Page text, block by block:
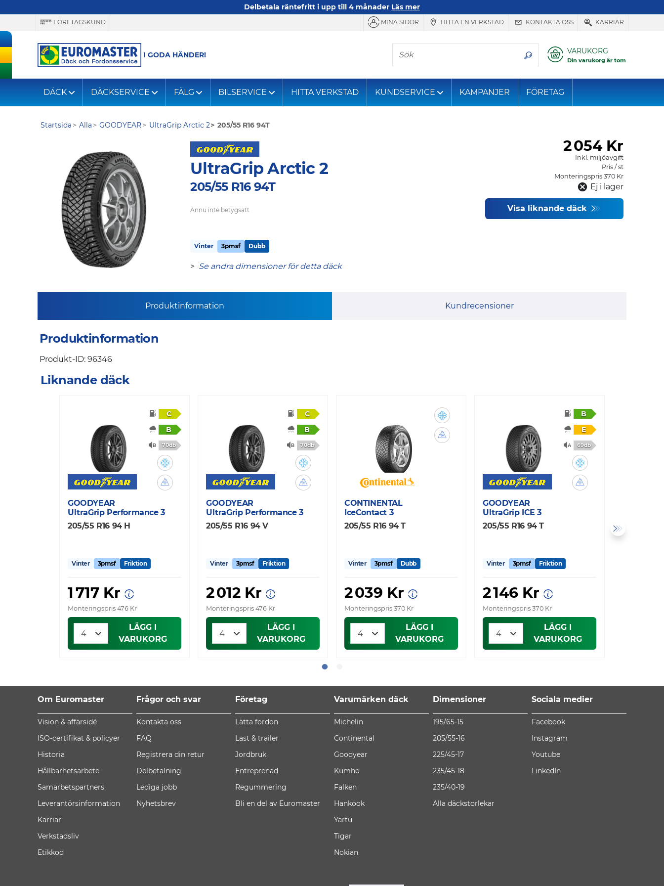
Delbetala räntefritt i upp till 4 månader Läs mer
FÖRETAGSKUND MINA SIDOR HITTA EN VERKSTAD KONTAKTA OSS KARRIÄR
I GODA HÄNDER!
Sök VARUKORG
Din varukorg är tom
DÄCK DÄCKSERVICE FÄLG BILSERVICE HITTA VERKSTAD KUNDSERVICE KAMPANJER FÖRETAG
Startsida Alla GOODYEAR UltraGrip Arctic 2 205/55 R16 94T
UltraGrip Arctic 2
205/55 R16 94T
Ännu inte betygsatt
Vinter 3pmsf Dubb
> Se andra dimensioner för detta däck
2054 Kr
Inkl. miljöavgift
Pris / st
Monteringspris 370 Kr
Ej i lager
Visa liknande däck
Produktinformation Kundrecensioner
Produktinformation
Produkt-ID: 96346
Liknande däck
C
B
70db
GOODYEAR
UltraGrip Performance 3
205/55 R16 94 H
Vinter 3pmsf Friktion
1 717 Kr
Monteringspris 476 Kr
LÄGG I
VARUKORG
C
B
70db
GOODYEAR
UltraGrip Performance 3
205/55 R16 94 V
Vinter 3pmsf Friktion
2 012 Kr
Monteringspris 476 Kr
LÄGG I
VARUKORG
CONTINENTAL
IceContact 3
205/55 R16 94 T
Vinter 3pmsf Dubb
2 039 Kr
Monteringspris 370 Kr
LÄGG I
VARUKORG
B
E
69db
GOODYEAR
UltraGrip ICE 3
205/55 R16 94 T
Vinter 3pmsf Friktion
2 146 Kr
Monteringspris 370 Kr
LÄGG I
VARUKORG
205/55
Om Euromaster
Vision & affärsidé
ISO-certifikat & policyer
Historia
Hållbarhetsarbete
Samarbetspartners
Leverantörsinformation
Karriär
Verkstadsliv
Etikkod
Frågor och svar
Kontakta oss
FAQ
Registrera din retur
Delbetalning
Lediga jobb
Nyhetsbrev
Företag
Lätta fordon
Last & trailer
Jordbruk
Entreprenad
Regummering
Bli en del av Euromaster
Varumärken däck
Michelin
Continental
Goodyear
Kumho
Falken
Hankook
Yartu
Tigar
Nokian
Dimensioner
195/65-15
205/55-16
225/45-17
235/45-18
235/40-19
Alla däckstorlekar
Sociala medier
Facebook
Instagram
Youtube
LinkedIn